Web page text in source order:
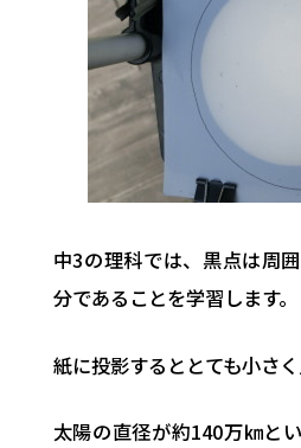
中3の理科では、黒点は周
分であることを学習します。
紙に投影するととても小さく
太陽の直径が約140万㎞と